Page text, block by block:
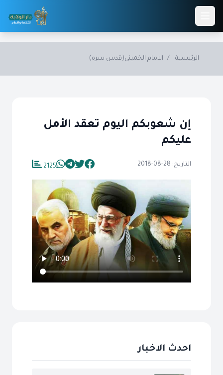
Skip to main content
الرئيسية / الامام الخميني(قدس سره)
إن شعوبكم اليوم تعقد الأمل
عليكم
التاريخ: 28-08-2018 2125
احدث الاخبار